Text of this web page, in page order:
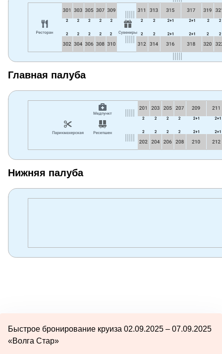
Главная палуба
Нижняя палуба
Быстрое бронирование круиза 02.09.2025 – 07.09.2025
«Волга Стар»